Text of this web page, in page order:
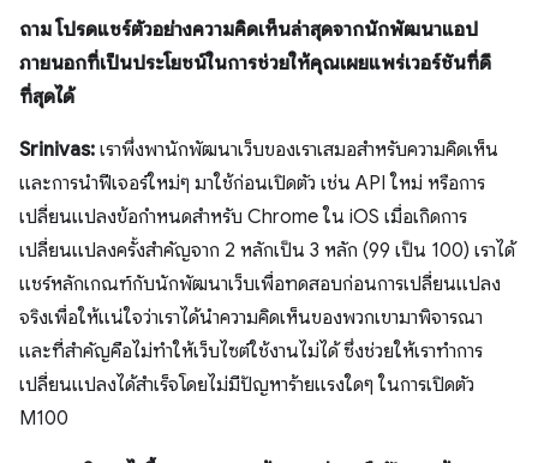
ถาม โปรดแชร์ตัวอย่างความคิดเห็นล่าสุดจากนักพัฒนาแอป
ภายนอกที่เป็นประโยชน์ในการช่วยให้คุณเผยแพร่เวอร์ชันที่ดี
ที่สุดได้
Srinivas: เราพึ่งพานักพัฒนาเว็บของเราเสมอสำหรับความคิดเห็น
และการนำฟีเจอร์ใหม่ๆ มาใช้ก่อนเปิดตัว เช่น API ใหม่ หรือการ
เปลี่ยนแปลงข้อกำหนดสำหรับ Chrome ใน iOS เมื่อเกิดการ
เปลี่ยนแปลงครั้งสำคัญจาก 2 หลักเป็น 3 หลัก (99 เป็น 100) เราได้
แชร์หลักเกณฑ์กับนักพัฒนาเว็บเพื่อทดสอบก่อนการเปลี่ยนแปลง
จริงเพื่อให้แน่ใจว่าเราได้นําความคิดเห็นของพวกเขามาพิจารณา
และที่สำคัญคือไม่ทําให้เว็บไซต์ใช้งานไม่ได้ ซึ่งช่วยให้เราทําการ
เปลี่ยนแปลงได้สําเร็จโดยไม่มีปัญหาร้ายแรงใดๆ ในการเปิดตัว
M100